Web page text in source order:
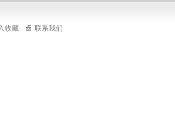
收藏 联系我们